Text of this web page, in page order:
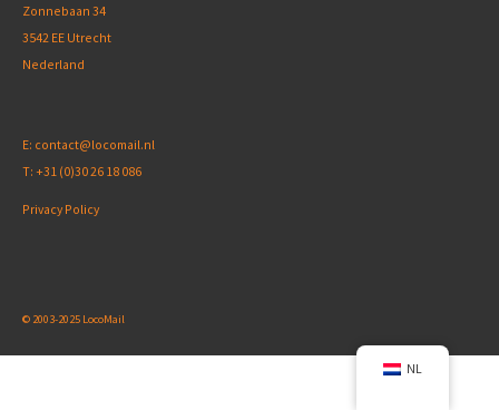
Zonnebaan 34
3542 EE Utrecht
Nederland
E: contact@locomail.nl
T: +31 (0)30 26 18 086
Privacy Policy
© 2003-2025 LocoMail
NL